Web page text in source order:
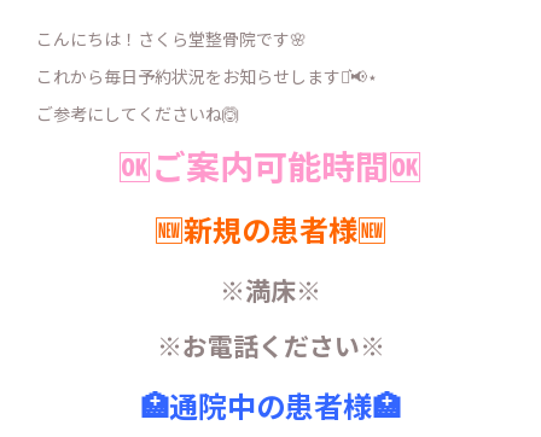
こんにちは！さくら堂整骨院です🌸
これから毎日予約状況をお知らせします⋆͛📢⋆
ご参考にしてくださいね🙆
🆗ご案内可能時間🆗
🆕新規の患者様🆕
※満床※
※お電話ください※
🏥通院中の患者様🏥